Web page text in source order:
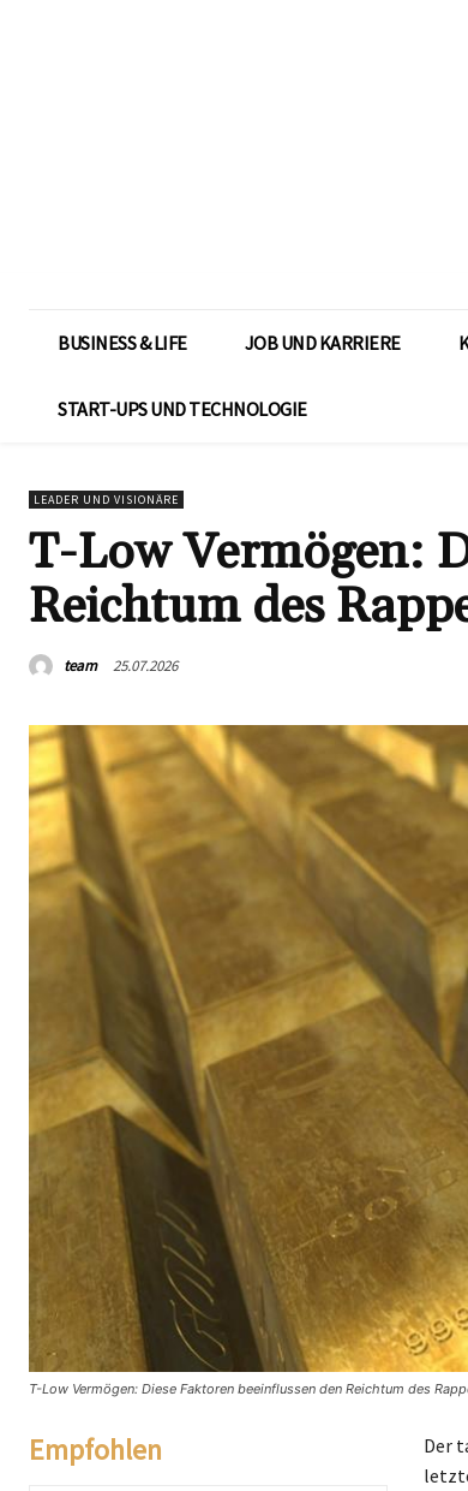
BUSINESS & LIFE JOB UND KARRIERE
START-UPS UND TECHNOLOGIE
LEADER UND VISIONÄRE
T-Low Vermögen:
Reichtum des
team 25.07.2026
T-Low Vermögen: Diese Faktoren beeinflussen den Reichtum des
Empfohlen
Der